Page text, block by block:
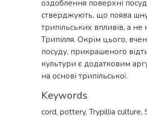
оздоблення поверхні
стверджують, що поява
трипільських впливів, а
Трипілля. Окрім цього,
посуду, прикрашеного
культури є додатковим
на основі трипільської.
Keywords
cord, pottery,Trypillia culture,